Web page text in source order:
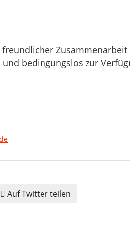
Zusammenarbeit
bedingungslos zur
Auf Twitter teilen